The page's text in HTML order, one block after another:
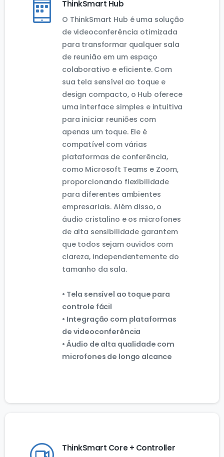
ThinkSmart Hub
O ThinkSmart Hub é uma solução
de videoconferência otimizada
para transformar qualquer sala
de reunião em um espaço
colaborativo e eficiente. Com
sua tela sensível ao toque e
design compacto, o Hub oferece
uma interface simples e intuitiva
para iniciar reuniões com
apenas um toque. Ele é
compatível com várias
plataformas de conferência,
como Microsoft Teams e Zoom,
proporcionando flexibilidade
para diferentes ambientes
empresariais. Além disso, o
áudio cristalino e os microfones
de alta sensibilidade garantem
que todos sejam ouvidos com
clareza, independentemente do
tamanho da sala.
• Tela sensível ao toque para
controle fácil
• Integração com plataformas
de videoconferência
• Áudio de alta qualidade com
microfones de longo alcance
ThinkSmart Core + Controller